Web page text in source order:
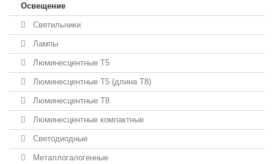
Освещение
Светильники
Лампы
Люминесцентные T5
Люминесцентные T5 (длина T8)
Люминесцентные T8
Люминесцентные компактные
Светодиодные
Металлогалогенные